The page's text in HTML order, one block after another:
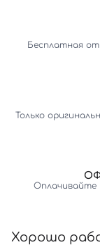
Бесплатная от
Только
Оплачивайте
Хорошо